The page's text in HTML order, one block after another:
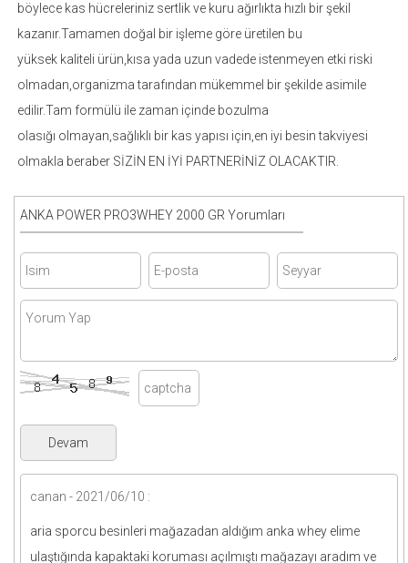
böylece kas hücreleriniz sertlik ve kuru ağırlıkta hızlı bir şekil
kazanır.Tamamen doğal bir işleme göre üretilen bu
yüksek kaliteli ürün,kısa yada uzun vadede istenmeyen etki riski
olmadan,organizma tarafından mükemmel bir şekilde asimile
edilir.Tam formülü ile zaman içinde bozulma
olasığı olmayan,sağlıklı bir kas yapısı için,en iyi besin takviyesi
olmakla beraber SİZİN EN İYİ PARTNERİNİZ OLACAKTIR.
ANKA POWER PRO3WHEY 2000 GR Yorumları
canan - 2021/06/10 :
aria sporcu besinleri mağazadan aldığım anka whey elime
ulaştığında kapaktaki koruması açılmıştı mağazayı aradım ve